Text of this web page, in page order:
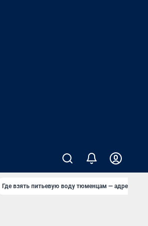
Где взять питьевую воду тюменцам — адреса